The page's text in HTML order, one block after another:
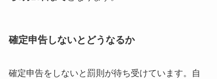
確定申告しないとどうなるか
確定申告をしないと罰則が待ち受けています。自